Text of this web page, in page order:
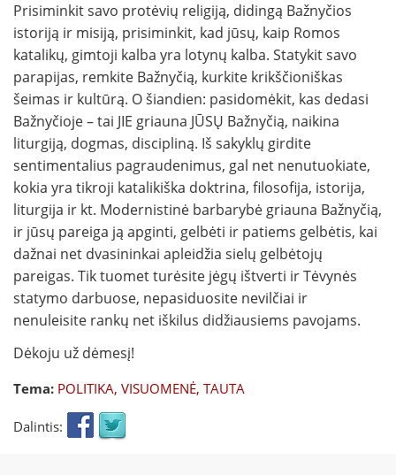
Prisiminkit savo protėvių religiją, didingą Bažnyčios
istoriją ir misiją, prisiminkit, kad jūsų, kaip Romos
katalikų, gimtoji kalba yra lotynų kalba. Statykit savo
parapijas, remkite Bažnyčią, kurkite krikščioniškas
šeimas ir kultūrą. O šiandien: pasidomėkit, kas dedasi
Bažnyčioje – tai JIE griauna JŪSŲ Bažnyčią, naikina
liturgiją, dogmas, discipliną. Iš sakyklų girdite
sentimentalius pagraudenimus, gal net nenutuokiate,
kokia yra tikroji katalikiška doktrina, filosofija, istorija,
liturgija ir kt. Modernistinė barbarybė griauna Bažnyčią,
ir jūsų pareiga ją apginti, gelbėti ir patiems gelbėtis, kai
dažnai net dvasininkai apleidžia sielų gelbėtojų
pareigas. Tik tuomet turėsite jėgų ištverti ir Tėvynės
statymo darbuose, nepasiduosite nevilčiai ir
nenuleisite rankų net iškilus didžiausiems pavojams.
Dėkoju už dėmesį!
Tema: POLITIKA, VISUOMENĖ, TAUTA
Dalintis: